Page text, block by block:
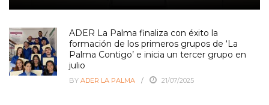
ADER La Palma finaliza con éxito la
formación de los primeros grupos de ‘La
Palma Contigo’ e inicia un tercer grupo en
julio
BY ADER LA PALMA 21/07/2025